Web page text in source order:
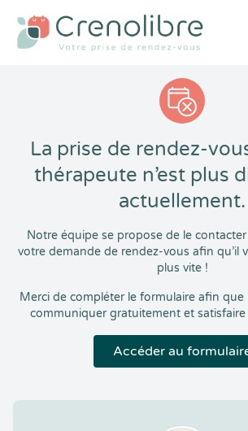
La prise de rendez-
thérapeute n’est plus
actuellement.
Notre équipe se propose de le
votre demande de rendez-vous afin qu’il
plus vite !
Merci de compléter le formulaire afin
communiquer gratuitement et
Accéder au